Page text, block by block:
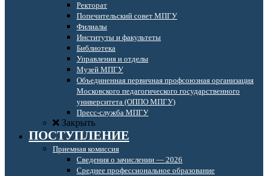
Ректорат
Попечительский совет МПГУ
Филиалы
Институты и факультеты
Библиотека
Управления и отделы
Музей МПГУ
Объединенная первичная профсоюзная организация
Московского педагогического государственного
университета (ОППО МПГУ)
Пресс-служба МПГУ
Закрыть
ПОСТУПЛЕНИЕ
Приемная комиссия
Сведения о зачислении — 2026
Среднее профессиональное образование